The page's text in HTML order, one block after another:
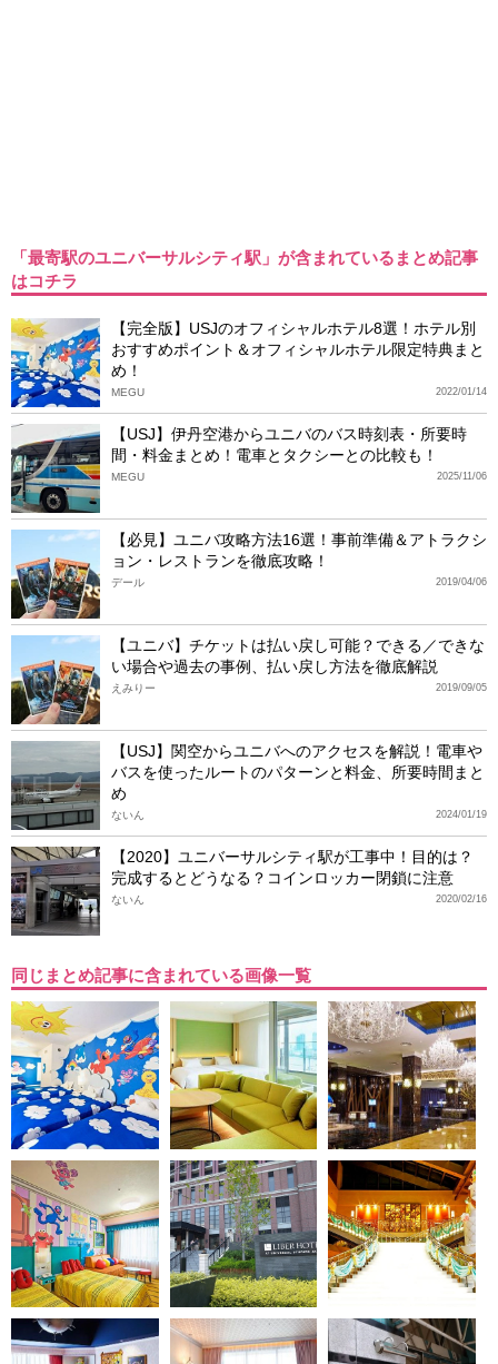
「最寄駅のユニバーサルシティ駅」が含まれているまとめ記事
はコチラ
【完全版】USJのオフィシャルホテル8選！ホテル別
おすすめポイント＆オフィシャルホテル限定特典まと
め！
2022/01/14
MEGU
【USJ】伊丹空港からユニバのバス時刻表・所要時
間・料金まとめ！電車とタクシーとの比較も！
2025/11/06
MEGU
【必見】ユニバ攻略方法16選！事前準備＆アトラクシ
ョン・レストランを徹底攻略！
2019/04/06
デール
【ユニバ】チケットは払い戻し可能？できる／できな
い場合や過去の事例、払い戻し方法を徹底解説
2019/09/05
えみりー
【USJ】関空からユニバへのアクセスを解説！電車や
バスを使ったルートのパターンと料金、所要時間まと
め
2024/01/19
ないん
【2020】ユニバーサルシティ駅が工事中！目的は？
完成するとどうなる？コインロッカー閉鎖に注意
2020/02/16
ないん
同じまとめ記事に含まれている画像一覧